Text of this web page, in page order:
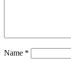
Name *